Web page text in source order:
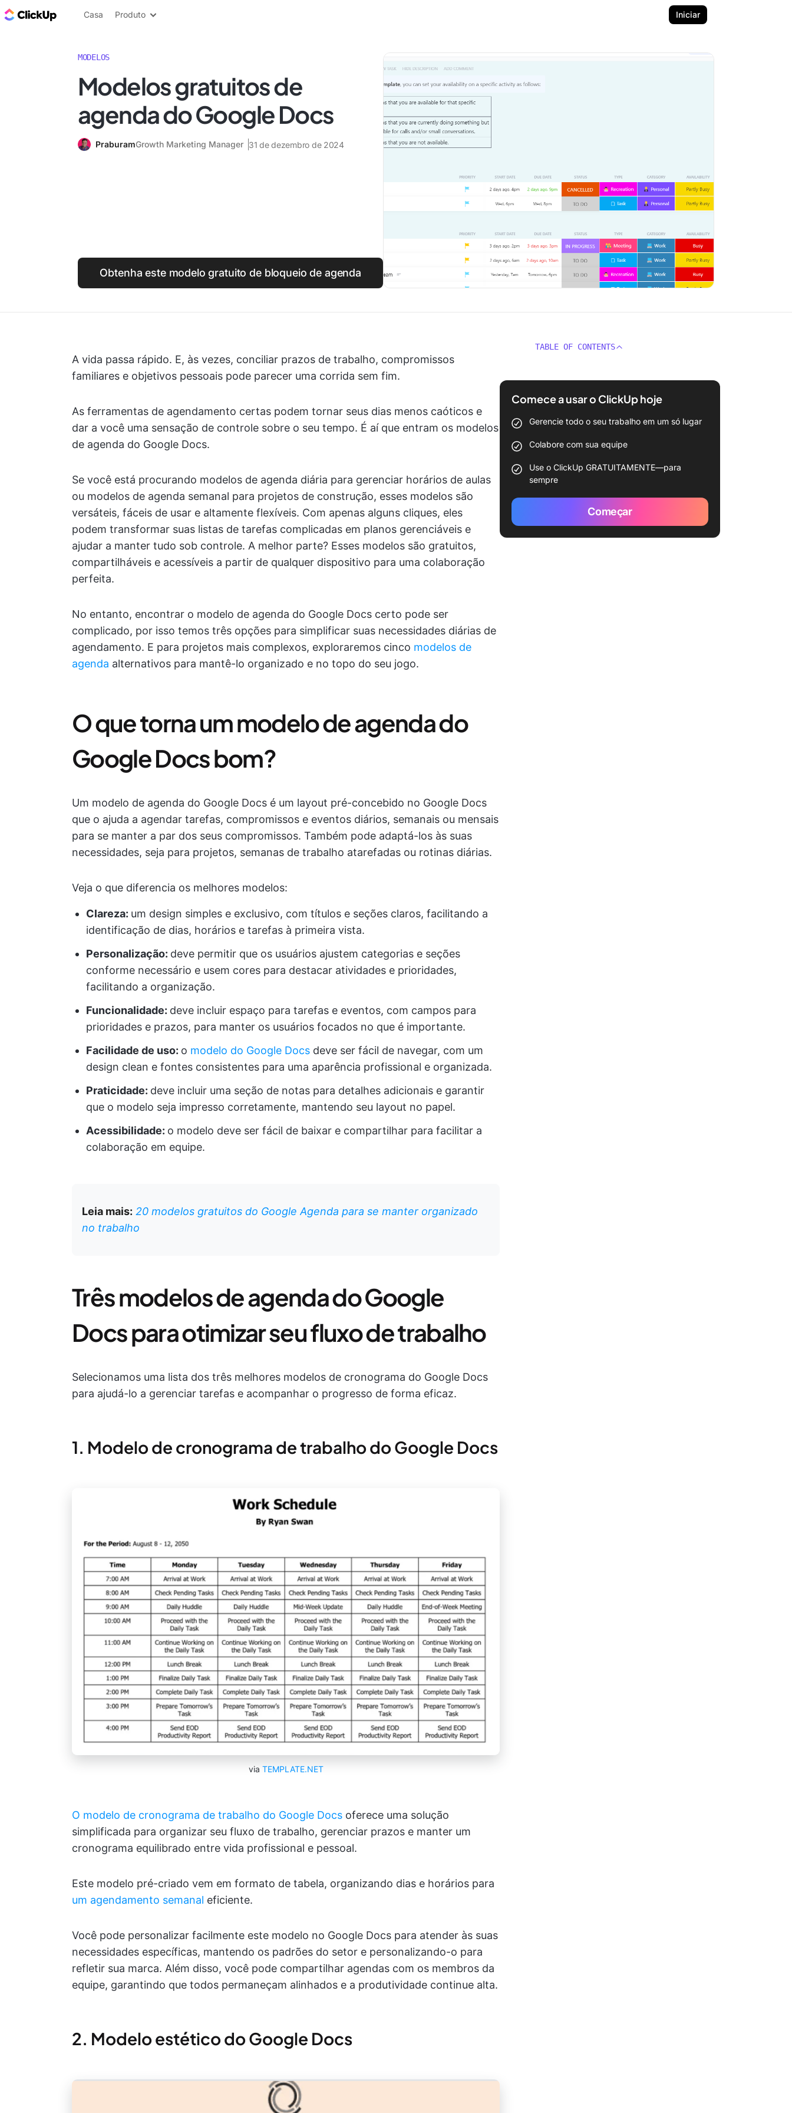
ClickUp Blogue
Casa Produto Iniciar
MODELOS
Modelos gratuitos de
agenda do Google Docs
PraburamGrowth Marketing Manager 31 de dezembro de 2024
Obtenha este modelo gratuito de bloqueio de agenda
A vida passa rápido. E, às vezes, conciliar prazos de trabalho, compromissos
familiares e objetivos pessoais pode parecer uma corrida sem fim.
As ferramentas de agendamento certas podem tornar seus dias menos caóticos e
dar a você uma sensação de controle sobre o seu tempo. É aí que entram os modelos
de agenda do Google Docs.
Se você está procurando modelos de agenda diária para gerenciar horários de aulas
ou modelos de agenda semanal para projetos de construção, esses modelos são
versáteis, fáceis de usar e altamente flexíveis. Com apenas alguns cliques, eles
podem transformar suas listas de tarefas complicadas em planos gerenciáveis e
ajudar a manter tudo sob controle. A melhor parte? Esses modelos são gratuitos,
compartilháveis e acessíveis a partir de qualquer dispositivo para uma colaboração
perfeita.
No entanto, encontrar o modelo de agenda do Google Docs certo pode ser
complicado, por isso temos três opções para simplificar suas necessidades diárias de
agendamento. E para projetos mais complexos, exploraremos cinco modelos de
agenda alternativos para mantê-lo organizado e no topo do seu jogo.
O que torna um modelo de agenda do
Google Docs bom?
Um modelo de agenda do Google Docs é um layout pré-concebido no Google Docs
que o ajuda a agendar tarefas, compromissos e eventos diários, semanais ou mensais
para se manter a par dos seus compromissos. Também pode adaptá-los às suas
necessidades, seja para projetos, semanas de trabalho atarefadas ou rotinas diárias.
Veja o que diferencia os melhores modelos:
Clareza: um design simples e exclusivo, com títulos e seções claros, facilitando a
identificação de dias, horários e tarefas à primeira vista.
Personalização: deve permitir que os usuários ajustem categorias e seções
conforme necessário e usem cores para destacar atividades e prioridades,
facilitando a organização.
Funcionalidade: deve incluir espaço para tarefas e eventos, com campos para
prioridades e prazos, para manter os usuários focados no que é importante.
Facilidade de uso: o modelo do Google Docs deve ser fácil de navegar, com um
design clean e fontes consistentes para uma aparência profissional e organizada.
Praticidade: deve incluir uma seção de notas para detalhes adicionais e garantir
que o modelo seja impresso corretamente, mantendo seu layout no papel.
Acessibilidade: o modelo deve ser fácil de baixar e compartilhar para facilitar a
colaboração em equipe.
Leia mais: 20 modelos gratuitos do Google Agenda para se manter organizado
no trabalho
Três modelos de agenda do Google
Docs para otimizar seu fluxo de trabalho
Selecionamos uma lista dos três melhores modelos de cronograma do Google Docs
para ajudá-lo a gerenciar tarefas e acompanhar o progresso de forma eficaz.
1. Modelo de cronograma de trabalho do Google Docs
via TEMPLATE.NET
O modelo de cronograma de trabalho do Google Docs oferece uma solução
simplificada para organizar seu fluxo de trabalho, gerenciar prazos e manter um
cronograma equilibrado entre vida profissional e pessoal.
Este modelo pré-criado vem em formato de tabela, organizando dias e horários para
um agendamento semanal eficiente.
Você pode personalizar facilmente este modelo no Google Docs para atender às suas
necessidades específicas, mantendo os padrões do setor e personalizando-o para
refletir sua marca. Além disso, você pode compartilhar agendas com os membros da
equipe, garantindo que todos permaneçam alinhados e a produtividade continue alta.
2. Modelo estético do Google Docs
TABLE OF CONTENTS
Comece a usar o ClickUp hoje
Gerencie todo o seu trabalho em um só lugar
Colabore com sua equipe
Use o ClickUp GRATUITAMENTE—para
sempre
Começar